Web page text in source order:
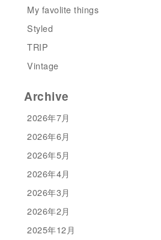
My favolite things
Styled
TRIP
Vintage
Archive
2026年7月
2026年6月
2026年5月
2026年4月
2026年3月
2026年2月
2025年12月